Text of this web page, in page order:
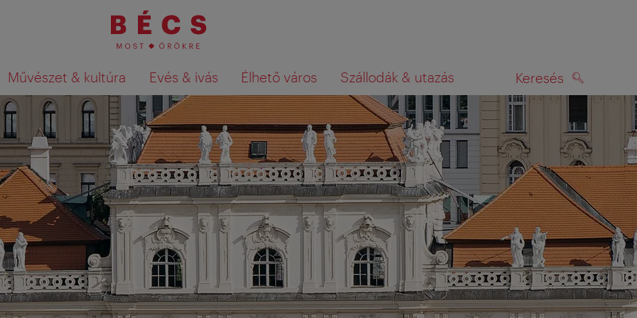
Művészet & kultúra Evés & ivás Élhető város Szállodák & utazás Keresés
Keresési találatok megjelenítése a térképen KERESÉS